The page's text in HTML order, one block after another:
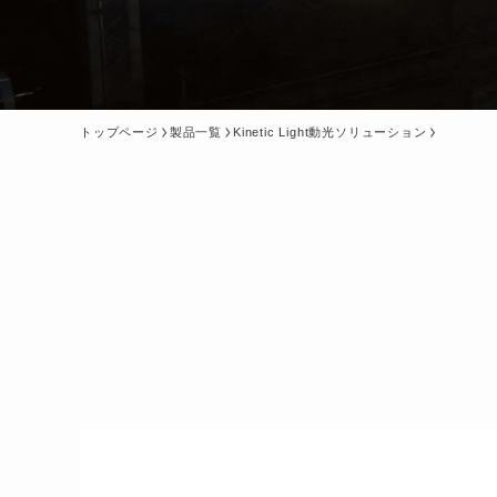
トップページ 製品一覧 Kinetic Light動光ソリューション